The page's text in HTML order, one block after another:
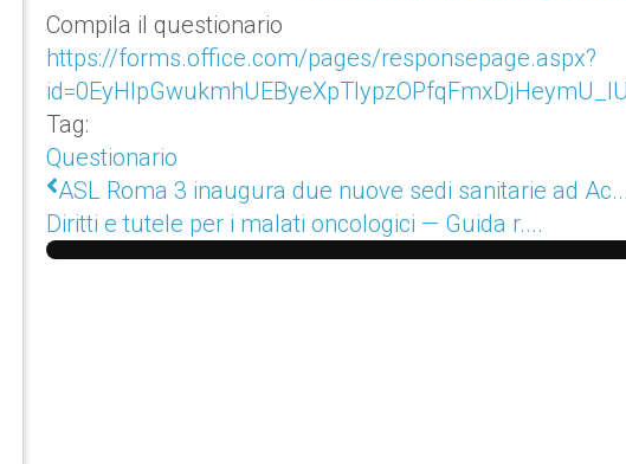
Compila il questionario
https://forms.office.com/pages/responsepage.aspx?
Tag:
Questionario
ASL Roma 3 inaugura due nuove sedi sanitarie ad
Diritti e tutele per i malati oncologici — Guida r....